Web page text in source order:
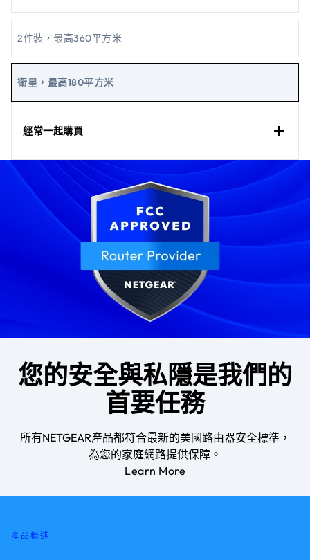
2件裝，最高360平方米
衛星，最高180平方米
經常一起購買
您的安全與私隱是我們的
首要任務
所有NETGEAR產品都符合最新的美國路由器安全標準，
為您的家庭網路提供保障。
Learn More
產品概述